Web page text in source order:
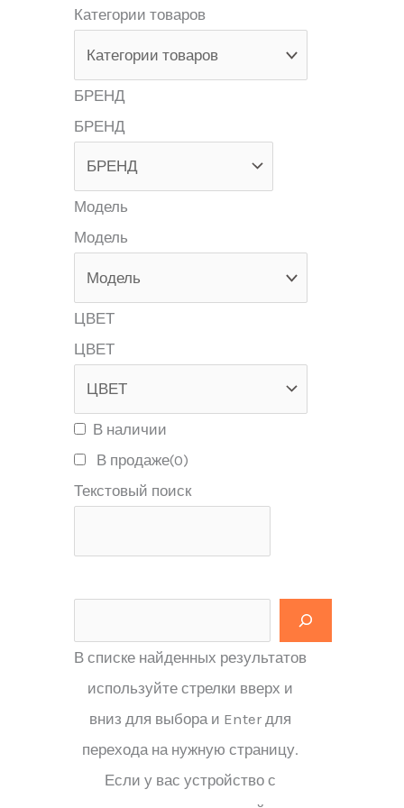
Категории товаров
БРЕНД
БРЕНД
Модель
Модель
ЦВЕТ
ЦВЕТ
В наличии
В продаже(0)
Текстовый поиск
В списке найденных результатов
используйте стрелки вверх и
вниз для выбора и Enter для
перехода на нужную страницу.
Если у вас устройство с